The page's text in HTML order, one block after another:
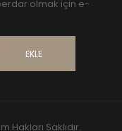
olmak için e-
EKLE
Hakları Saklıdır.